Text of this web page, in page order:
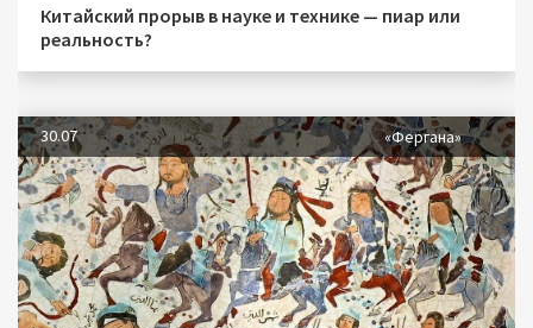
Китайский прорыв в науке и технике — пиар или
реальность?
30.07 «Фергана»